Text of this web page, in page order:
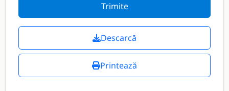
Trimite
Descarcă
Printează